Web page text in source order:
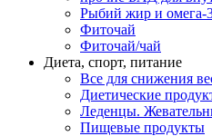
Рыбий жир и омега-
Фиточай
Фиточай/чай
Диета, спорт, питание
Все для снижения
Диетические
Леденцы.
Пищевые продукты